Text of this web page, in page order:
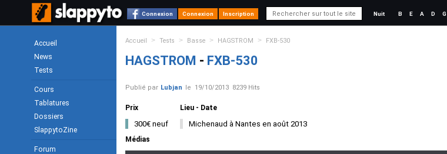
Connexion Connexion Inscription Nuit B E A D G
Accueil
News
Tests
Cours
Tablatures
Dossiers
SlappytoZine
Forum
Accueil > Tests > Basse > HAGSTROM > FXB-530
HAGSTROM - FXB-530
Publié par Lubjan le 19/10/2013 8239 Hits
Prix
300€ neuf
Lieu - Date
Michenaud à Nantes en août 2013
Médias